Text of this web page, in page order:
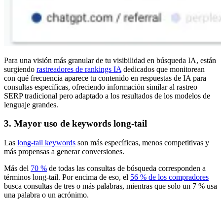
Para una visión más granular de tu visibilidad en búsqueda IA, están
surgiendo rastreadores de rankings IA dedicados que monitorean
con qué frecuencia aparece tu contenido en respuestas de IA para
consultas específicas, ofreciendo información similar al rastreo
SERP tradicional pero adaptado a los resultados de los modelos de
lenguaje grandes.
3. Mayor uso de keywords long-tail
Las long-tail keywords son más específicas, menos competitivas y
más propensas a generar conversiones.
Más del 70 % de todas las consultas de búsqueda corresponden a
términos long-tail. Por encima de eso, el 56 % de los compradores
busca consultas de tres o más palabras, mientras que solo un 7 % usa
una palabra o un acrónimo.